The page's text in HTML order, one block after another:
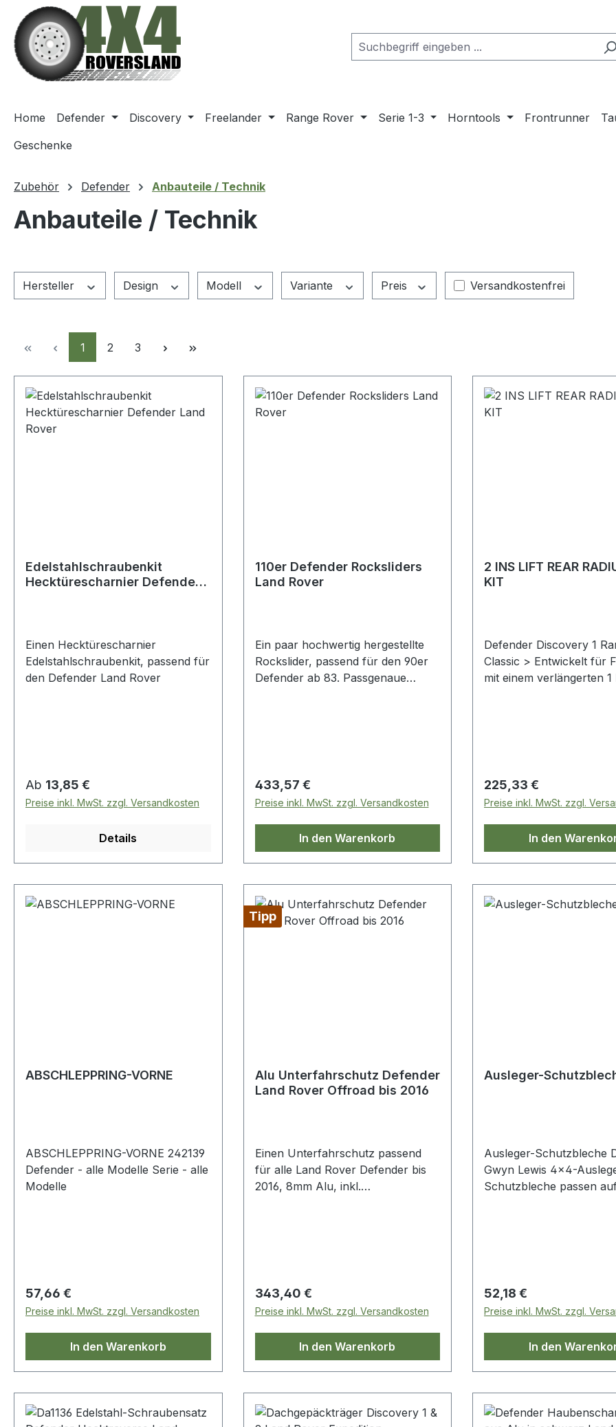
Hauptinhalt springen
Zur Suche springen
Zur Hauptnavigation springen
Home Defender Discovery Freelander Range Rover Serie 1-3 Horntools Frontrunner
Geschenke
Zubehör Defender Anbauteile / Technik
Anbauteile / Technik
Hersteller Design Modell Variante Preis Filter hinzufügen:
Versandkostenfrei
Seite
1 Seite
2 Seite
3
Edelstahlschraubenkit
Hecktürescharnier Defender
Einen Hecktürescharnier
Edelstahlschraubenkit, passend für
den Defender Land Rover
Regulärer Preis:
Ab 13,85 €
Preise inkl. MwSt. zzgl. Versandkosten
Details
110er Defender Rocksliders
Land Rover
Ein paar hochwertig hergestellte
Rockslider, passend für den 90er
Defender ab 83. Passgenaue
Regulärer Preis:
433,57 €
Preise inkl. MwSt. zzgl. Versandkosten
In den Warenkorb
2 INS LIFT REAR
KIT
Defender Discovery 1
Classic > Entwickelt für Fahrzeuge
mit einem verlängerten 1
Hinterradius sorgen für
Gelenkbewegung der
Hinterachse.> Das
Radiusarme trägt zu
wesentlich besseren
Geländetauglichkeit Ihres
und Stoßdämpferset voll
wird.> Zink passiviert mit
Regulärer Preis:
225,33 €
Preise inkl. MwSt. zzgl.
In den
ABSCHLEPPRING-VORNE
ABSCHLEPPRING-VORNE 242139
Defender - alle Modelle Serie - alle
Modelle
Regulärer Preis:
57,66 €
Preise inkl. MwSt. zzgl. Versandkosten
In den Warenkorb
Tipp
Alu Unterfahrschutz Defender
Land Rover Offroad bis 2016
Einen Unterfahrschutz passend
für alle Land Rover Defender bis
2016, 8mm Alu, inkl.
Regulärer Preis:
343,40 €
Preise inkl. MwSt. zzgl. Versandkosten
In den Warenkorb
Ausleger-
Ausleger-Schutzbleche
Gwyn Lewis 4×4-
Schutzbleche passen
Regulärer Preis:
52,18 €
Preise inkl. MwSt. zzgl.
In den